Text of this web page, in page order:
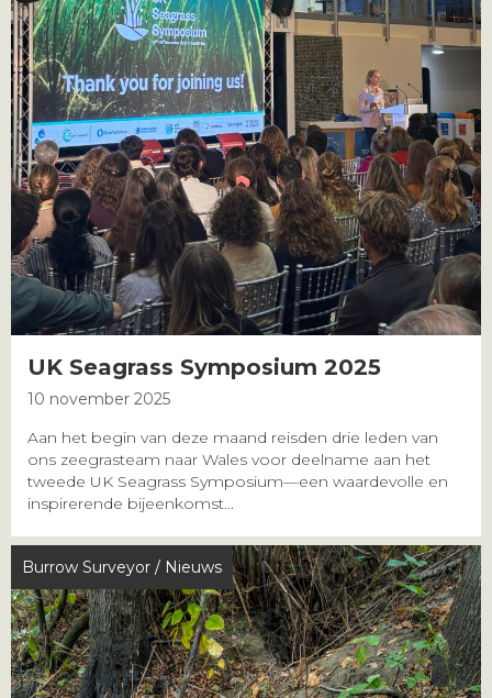
UK Seagrass Symposium 2025
10 november 2025
Aan het begin van deze maand reisden drie leden van
ons zeegrasteam naar Wales voor deelname aan het
tweede UK Seagrass Symposium—een waardevolle en
inspirerende bijeenkomst...
Burrow Surveyor / Nieuws